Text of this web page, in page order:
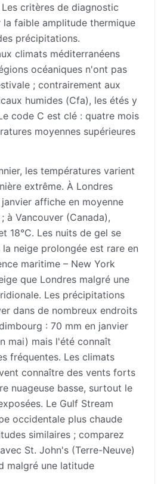
critères de diagnostic
la faible amplitude thermique
précipitations.
climats méditerranéens
océaniques n'ont pas
; contrairement aux
humides (Cfa), les étés y
code C est clé : quatre mois
moyennes supérieures
les températures varient
extrême. À Londres
affiche en moyenne
à Vancouver (Canada),
18°C. Les nuits de gel se
neige prolongée est rare en
maritime – New York
que Londres malgré une
Les précipitations
dans de nombreux endroits
: 70 mm en janvier
mai) mais l'été connaît
fréquentes. Les climats
connaître des vents forts
nuageuse basse, surtout le
Le Gulf Stream
occidentale plus chaude
similaires ; comparez
St. John's (Terre-Neuve)
malgré une latitude